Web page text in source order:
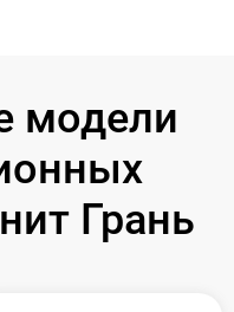
модели
Грань